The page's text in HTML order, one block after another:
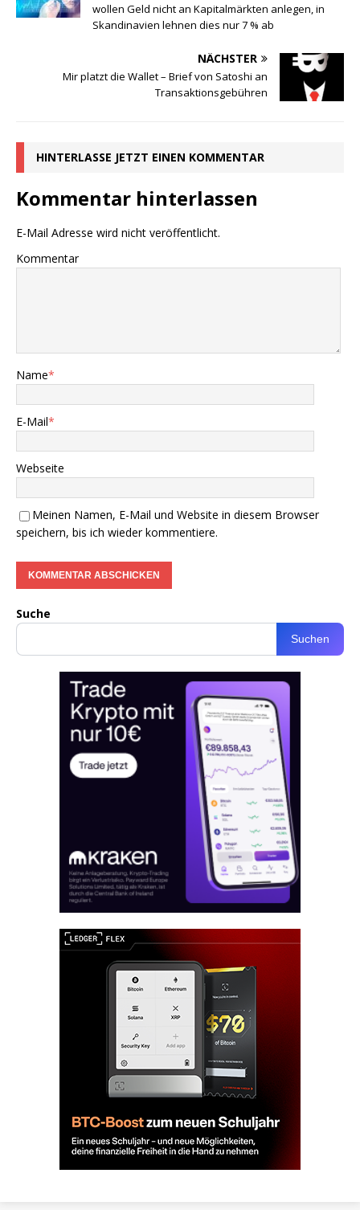
wollen Geld nicht an Kapitalmärkten anlegen, in
Skandinavien lehnen dies nur 7 % ab
NÄCHSTER
Mir platzt die Wallet – Brief von Satoshi an
Transaktionsgebühren
HINTERLASSE JETZT EINEN KOMMENTAR
Kommentar hinterlassen
E-Mail Adresse wird nicht veröffentlicht.
Kommentar
Name*
E-Mail*
Webseite
Meinen Namen, E-Mail und Website in diesem Browser
speichern, bis ich wieder kommentiere.
Suche
Suchen